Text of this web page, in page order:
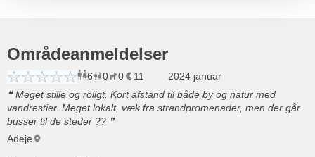
Områdeanmeldelser
6 voksne
0 børn
0 husdyr
11 overnatninger
2024 januar
Meget stille og roligt. Kort afstand til både by og natur med
vandrestier. Meget lokalt, væk fra strandpromenader, men der går
busser til de steder ??
Adeje